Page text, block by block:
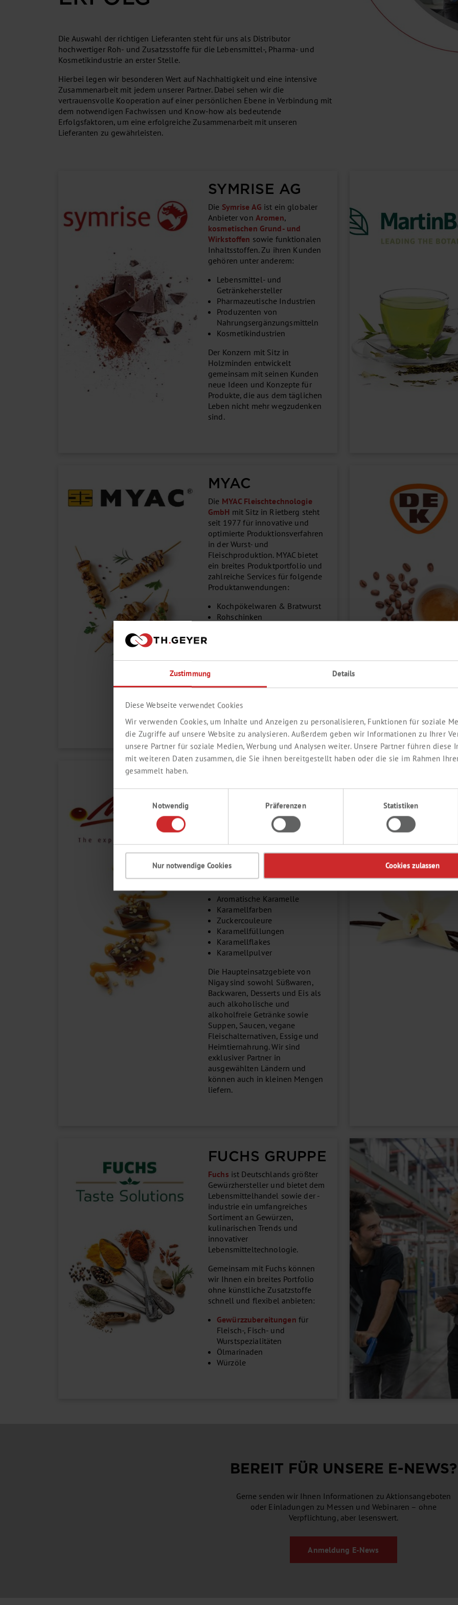
Zustimmung Details
Diese Webseite verwendet Cookies
Wir verwenden Cookies, um Inhalte und Anzeigen zu personalisieren, Funktionen für soziale
die Zugriffe auf unsere Website zu analysieren. Außerdem geben wir Informationen zu Ihrer
unsere Partner für soziale Medien, Werbung und Analysen weiter. Unsere Partner führen diese
mit weiteren Daten zusammen, die Sie ihnen bereitgestellt haben oder die sie im Rahmen
gesammelt haben.
Einwilligungsauswahl
Notwendig
Präferenzen Statistiken
Nur notwendige Cookies Cookies zulassen
Die Auswahl der richtigen Lieferanten steht für uns als Distributor
hochwertiger Roh- und Zusatzsstoffe für die Lebensmittel-, Pharma- und
Kosmetikindustrie an erster Stelle.
Hierbei legen wir besonderen Wert auf Nachhaltigkeit und eine intensive
Zusammenarbeit mit jedem unserer Partner. Dabei sehen wir die
vertrauensvolle Kooperation auf einer persönlichen Ebene in Verbindung mit
dem notwendigen Fachwissen und Know-how als bedeutende
Erfolgsfaktoren, um eine erfolgreiche Zusammenarbeit mit unseren
Lieferanten zu gewährleisten.
SYMRISE AG
Die Symrise AG ist ein globaler
Anbieter von Aromen,
kosmetischen Grund- und
Wirkstoffen sowie funktionalen
Inhaltsstoffen. Zu ihren Kunden
gehören unter anderem:
Lebensmittel- und
Getränkehersteller
Pharmazeutische Industrien
Produzenten von
Nahrungsergänzungsmitteln
Kosmetikindustrien
Der Konzern mit Sitz in
Holzminden entwickelt
gemeinsam mit seinen Kunden
neue Ideen und Konzepte für
Produkte, die aus dem täglichen
Leben nicht mehr wegzudenken
sind.
MYAC
Die MYAC Fleischtechnologie
GmbH mit Sitz in Rietberg steht
seit 1977 für innovative und
optimierte Produktionsverfahren
in der Wurst- und
Fleischproduktion. MYAC bietet
ein breites Produktportfolio und
zahlreiche Services für folgende
Produktanwendungen:
Kochpökelwaren & Bratwurst
Rohschinken
Unterstützung bei Ihrer
Produktentwicklung auch in
Bezug auf die regulatorischen
Anforderungen.
geführtes Unternehmen in der 5.
Generation und weltweit
bekannter Hersteller von
Portfolio bietet das Unternehmen
folgendeProduktean:
Aromatische Karamelle
Karamellfarben
Zuckercouleure
Karamellfüllungen
Karamellflakes
Karamellpulver
Die Haupteinsatzgebiete von
Nigay sind sowohl Süßwaren,
Backwaren, Desserts und Eis als
auch alkoholische und
alkoholfreie Getränke sowie
Suppen, Saucen, vegane
Fleischalternativen, Essige und
Heimtiernahrung. Wir sind
exklusiver Partner in
ausgewählten Ländern und
können auch in kleinen Mengen
liefern.
FUCHS GRUPPE
Fuchs ist Deutschlands größter
Gewürzhersteller und bietet dem
Lebensmittelhandel sowie der -
industrie ein umfangreiches
Sortiment an Gewürzen,
kulinarischen Trends und
innovativer
Lebensmitteltechnologie.
Gemeinsam mit Fuchs können
wir Ihnen ein breites Portfolio
ohne künstliche Zusatzstoffe
schnell und flexibel anbieten:
Gewürzzubereitungen für
Fleisch-, Fisch- und
Wurstspezialitäten
Ölmarinaden
Würzöle
BEREIT FÜR UNSERE E-NEWS?
Gerne senden wir Ihnen Informationen zu Aktionsangeboten
oder Einladungen zu Messen und Webinaren – ohne
Verpflichtung, aber lesenswert.
Anmeldung E-News